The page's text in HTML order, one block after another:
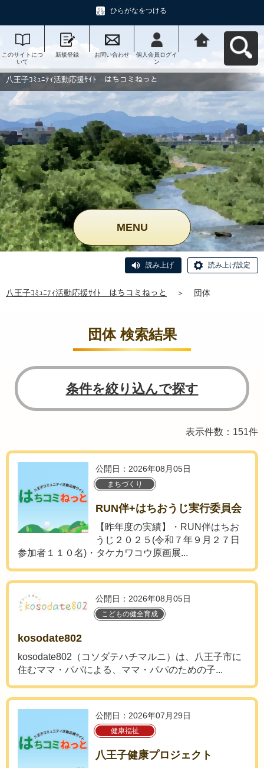
ひらがなをつける
このサイトにつ
いて
新規登録 お問い合わせ
個人会員ログイ
ン
動応援ｻｲﾄ はち
コミねっとへ戻
八王子ｺﾐｭﾆﾃｨ活動応援ｻｲﾄ はちコミねっと
MENU
読み上げ 読み上げ設定
八王子ｺﾐｭﾆﾃｨ活動応援ｻｲﾄ はちコミねっと ＞ 団体
団体 検索結果
条件を絞り込んで探す
表示件数：151件
公開日：2026年08月05日
まちづくり
RUN伴+はちおうじ実行委員会
【昨年度の実績】・RUN伴はちお
うじ２０２５(令和７年９月２７日
参加者１１０名)・タケカワコウ原画展...
公開日：2026年08月05日
こどもの健全育成
kosodate802
kosodate802（コソダテハチマルニ）は、八王子市に
住むママ・パパによる、ママ・パパのための子...
公開日：2026年07月29日
健康福祉
八王子健康プロジェクト